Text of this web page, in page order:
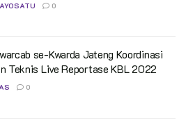
0
se-Kwarda Jateng Koordinasi
Teknis Live Reportase KBL 2022
0